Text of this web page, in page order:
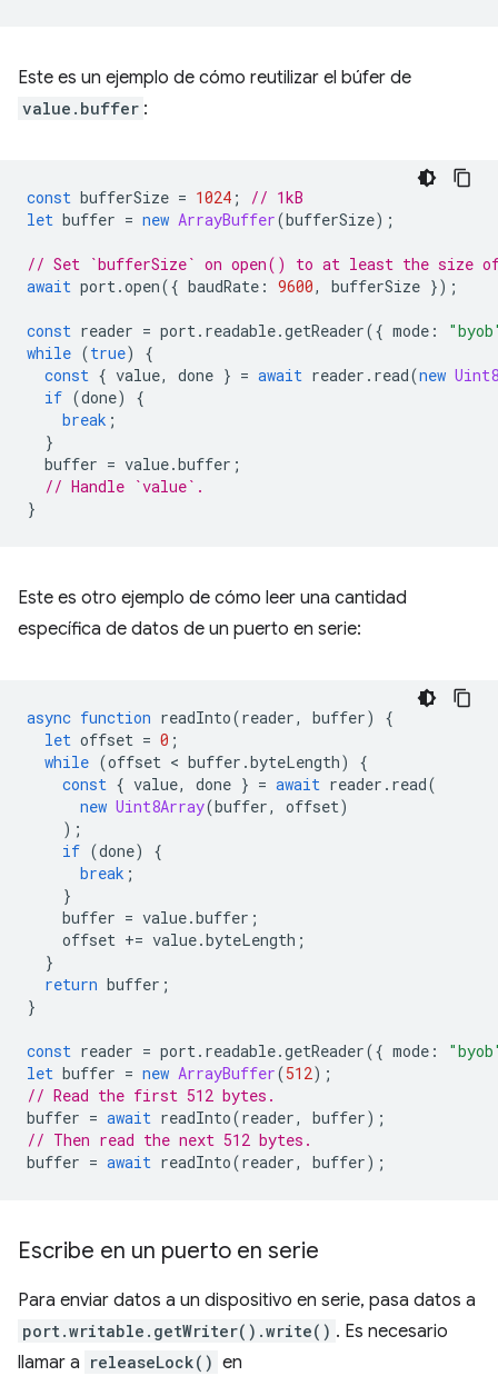
Este es un ejemplo de cómo reutilizar el búfer de
value.buffer :
const bufferSize = 1024 ;
// 1kB
let buffer = new ArrayBuffer(bufferSize);
// Set `bufferSize` on open() to at least the size
await port.open({ baudRate : 9600, bufferSize });
const reader = port. readable.getReader({ mode :
while (true)
{
const { value, done } = await reader . read(new
if (done)
{
break ;
}
buffer = value.buffer ;
// Handle `value`.
}
Este es otro ejemplo de cómo leer una cantidad
específica de datos de un puerto en serie:
async function readInto(reader, buffer)
{
let offset = 0 ;
while (offset < buffer .byteLength)
{
const { value, done } = await reader . read(
new Uint8Array(buffer, offset)
);
if (done)
{
break ;
}
buffer = value.buffer ;
offset += value.byteLength ;
}
return buffer ;
}
const reader = port. readable.getReader({ mode :
let buffer = new ArrayBuffer(512);
// Read the first 512 bytes.
buffer = await readInto(reader, buffer);
// Then read the next 512 bytes.
buffer = await readInto(reader, buffer);
Escribe en un puerto en serie
Para enviar datos a un dispositivo en serie, pasa datos a
port.writable.getWriter().write() . Es necesario
llamar a releaseLock() en